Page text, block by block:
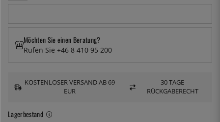
Lagerbestand
Möchten Sie einen Beratung?
Rufen Sie +46 8 410 95 200
KOSTENLOSER VERSAND AB 69
EUR
30 TAGE
RÜCKGABERECHT